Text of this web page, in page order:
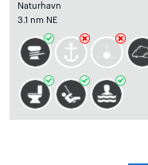
Naturhavn
3.1 nm NE